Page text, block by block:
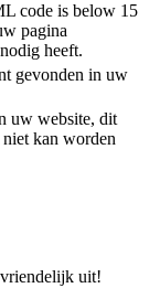
code is below 15
pagina
heeft.
gevonden in uw
uw website, dit
niet kan worden
uit!